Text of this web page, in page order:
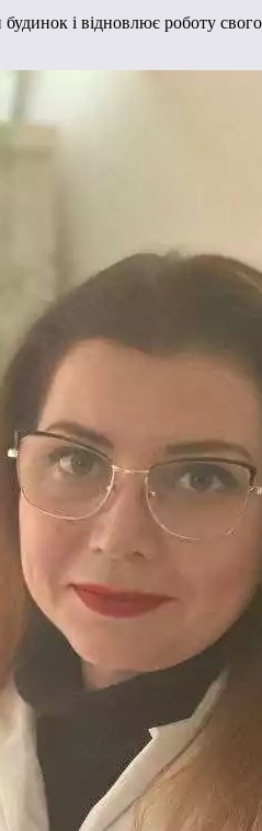
і відновлює роботу